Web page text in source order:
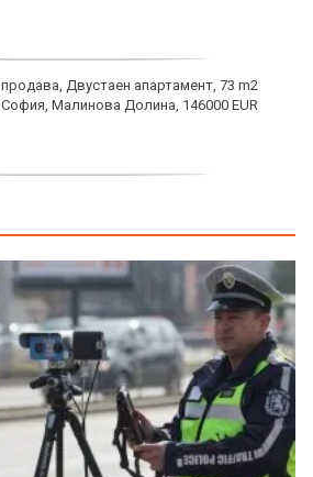
продава, Двустаен апартамент, 73 m2
София, Малинова Долина, 146000 EUR